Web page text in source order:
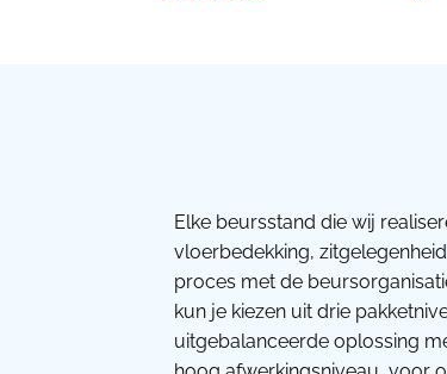
Elke beursstand die wij
vloerbedekking,
proces met de
kun je kiezen uit drie
uitgebalanceerde oplossing